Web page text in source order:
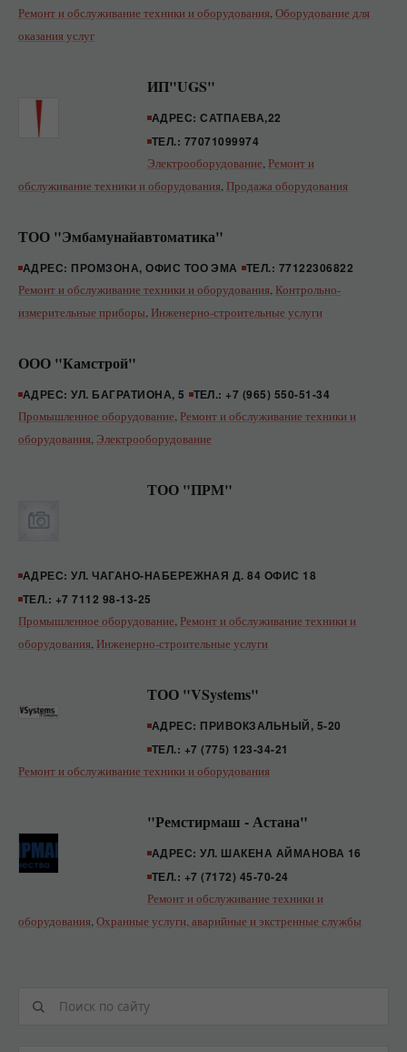
Ремонт и обслуживание техники и оборудования,Оборудование для
оказания услуг
ИП"UGS"
АДРЕС: САТПАЕВА,22
ТЕЛ.: 77071099974
Электрооборудование, Ремонт и
обслуживание техники и оборудования, Продажа оборудования
ТОО "Эмбамунайавтоматика"
АДРЕС: ПРОМЗОНА, ОФИС ТОО ЭМА
ТЕЛ.: 77122306822
Ремонт и обслуживание техники и оборудования, Контрольно-
измерительные приборы, Инженерно-строительные услуги
ООО "Камстрой"
АДРЕС: УЛ. БАГРАТИОНА, 5 ТЕЛ.: +7 (965) 550-51-34
Промышленное оборудование, Ремонт и обслуживание техники и
оборудования, Электрооборудование
ТОО "ПРМ"
АДРЕС: УЛ. ЧАГАНО-НАБЕРЕЖНАЯ Д. 84 ОФИС 18
ТЕЛ.: +7 7112 98-13-25
Промышленное оборудование, Ремонт и обслуживание техники и
оборудования, Инженерно-строительные услуги
ТОО "VSystems"
АДРЕС: ПРИВОКЗАЛЬНЫЙ, 5-20
ТЕЛ.: +7 (775) 123-34-21
Ремонт и обслуживание техники и оборудования
"Ремстирмаш - Астана"
АДРЕС: УЛ. ШАКЕНА АЙМАНОВА 16
ТЕЛ.: +7 (7172) 45-70-24
Ремонт и обслуживание техники и
оборудования,Охранные услуги, аварийные и экстренные службы